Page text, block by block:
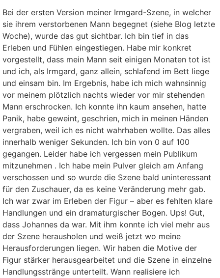
Bei der ersten Version meiner Irmgard-Szene, in welcher
sie ihrem verstorbenen Mann begegnet (siehe Blog letzte
Woche), wurde das gut sichtbar. Ich bin tief in das
Erleben und Fühlen eingestiegen. Habe mir konkret
vorgestellt, dass mein Mann seit einigen Monaten tot ist
und ich, als Irmgard, ganz allein, schlafend im Bett liege
und einsam bin. Im Ergebnis, habe ich mich wahnsinnig
vor meinem plötzlich nachts wieder vor mir stehenden
Mann erschrocken. Ich konnte ihn kaum ansehen, hatte
Panik, habe geweint, geschrien, mich in meinen Händen
vergraben, weil ich es nicht wahrhaben wollte. Das alles
innerhalb weniger Sekunden. Ich bin von 0 auf 100
gegangen. Leider habe ich vergessen mein Publikum
mitzunehmen . Ich habe mein Pulver gleich am Anfang
verschossen und so wurde die Szene bald uninteressant
für den Zuschauer, da es keine Veränderung mehr gab.
Ich war zwar im Erleben der Figur – aber es fehlten klare
Handlungen und ein dramaturgischer Bogen. Ups! Gut,
dass Johannes da war. Mit ihm konnte ich viel mehr aus
der Szene herausholen und weiß jetzt wo meine
Herausforderungen liegen. Wir haben die Motive der
Figur stärker herausgearbeitet und die Szene in einzelne
Handlungsstränge unterteilt. Wann realisiere ich